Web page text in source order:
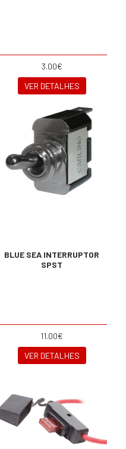
3.00€
VER DETALHES
BLUE SEA INTERRUPTOR
SPST
11.00€
VER DETALHES